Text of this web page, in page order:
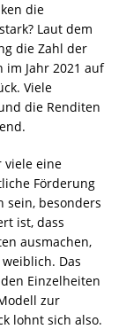
die
Laut dem
die Zahl der
im Jahr 2021 auf
Viele
die Renditen
viele eine
Förderung
sein, besonders
ist, dass
ausmachen,
Das
Einzelheiten
zur
lohnt sich also.